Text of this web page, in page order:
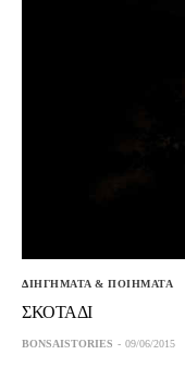
ΔΙΗΓΗΜΑΤΑ & ΠΟΙΗΜΑΤΑ
ΣΚΟΤΑΔΙ
BONSAISTORIES 09/06/2015